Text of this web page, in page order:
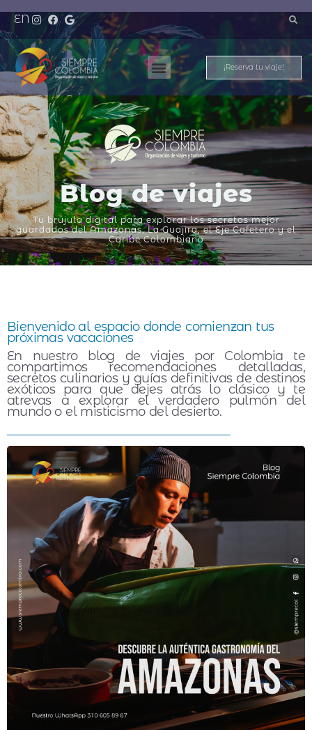
EN
¡Reserva tu viaje!
Blog de viajes
Tu brújula digital para explorar los secretos mejor
guardados del Amazonas, La Guajira, el Eje Cafetero y el
Caribe Colombiano
Bienvenido al espacio donde comienzan tus
próximas vacaciones
En nuestro blog de viajes por Colombia te
compartimos recomendaciones detalladas,
secretos culinarios y guías definitivas de destinos
exóticos para que dejes atrás lo clásico y te
atrevas a explorar el verdadero pulmón del
mundo o el misticismo del desierto.